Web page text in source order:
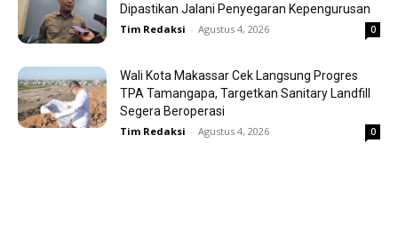
Dipastikan Jalani Penyegaran Kepengurusan
Tim Redaksi - Agustus 4, 2026 0
Wali Kota Makassar Cek Langsung Progres
TPA Tamangapa, Targetkan Sanitary Landfill
Segera Beroperasi
Tim Redaksi - Agustus 4, 2026 0